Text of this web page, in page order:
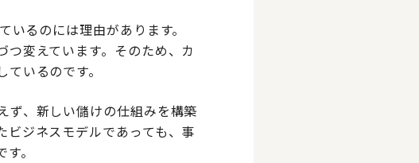
るのには理由があります。
変えています。そのため、カ
いるのです。
ず、新しい儲けの仕組みを構築
ジネスモデルであっても、事
。